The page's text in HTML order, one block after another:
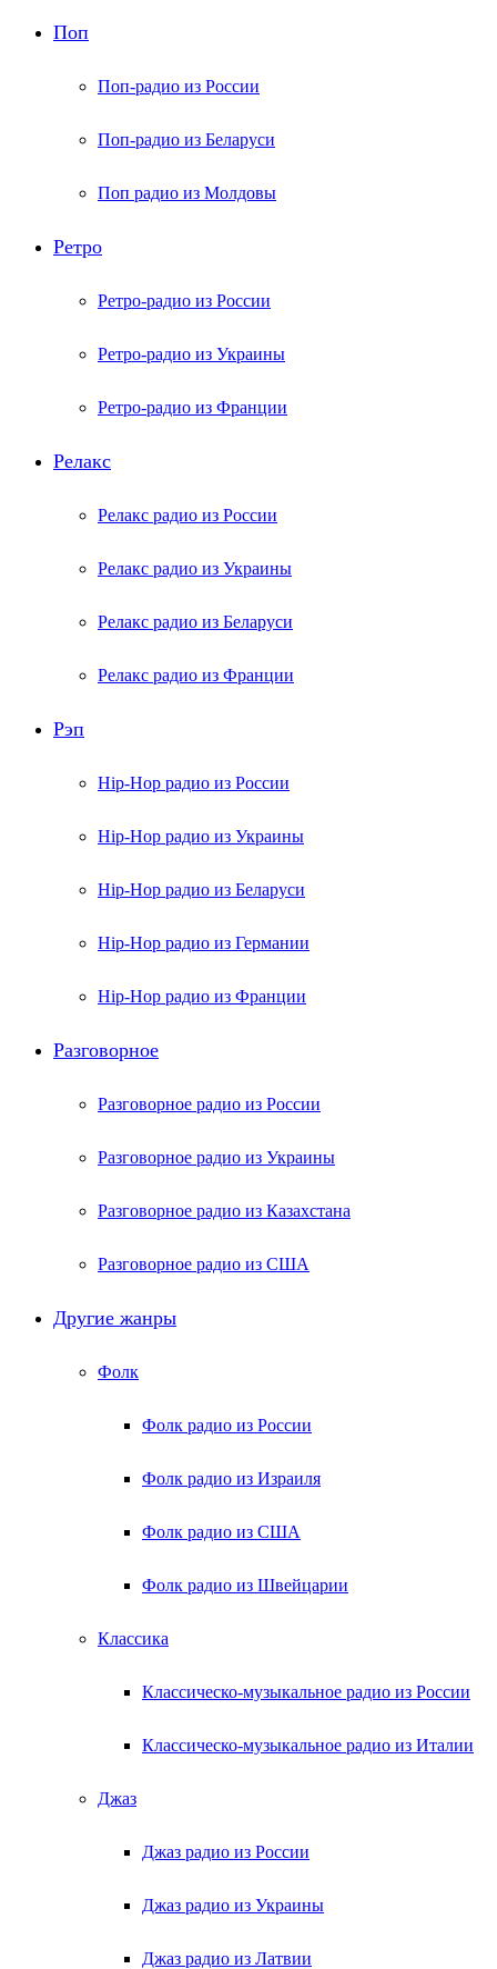
Поп
Поп-радио из России
Поп-радио из Беларуси
Поп радио из Молдовы
Ретро
Ретро-радио из России
Ретро-радио из Украины
Ретро-радио из Франции
Релакс
Релакс радио из России
Релакс радио из Украины
Релакс радио из Беларуси
Релакс радио из Франции
Рэп
Hip-Hop радио из России
Hip-Hop радио из Украины
Hip-Hop радио из Беларуси
Hip-Hop радио из Германии
Hip-Hop радио из Франции
Разговорное
Разговорное радио из России
Разговорное радио из Украины
Разговорное радио из Казахстана
Разговорное радио из США
Другие жанры
Фолк
Фолк радио из России
Фолк радио из Израиля
Фолк радио из США
Фолк радио из Швейцарии
Классика
Классическо-музыкальное радио из России
Классическо-музыкальное радио из Италии
Джаз
Джаз радио из России
Джаз радио из Украины
Джаз радио из Латвии